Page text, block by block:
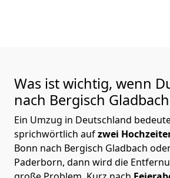
Was ist wichtig, wenn
nach Bergisch Gladbach
Ein Umzug in Deutschland
sprichwörtlich aufzwei
Bonn nach Bergisch Gladbach
Paderborn, dann wird die